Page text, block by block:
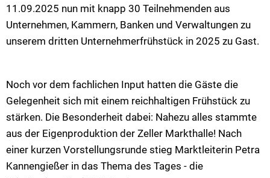
11.09.2025 nun mit knapp 30 Teilnehmenden aus
Unternehmen, Kammern, Banken und Verwaltungen zu
unserem dritten Unternehmerfrühstück in 2025 zu Gast.
Noch vor dem fachlichen Input hatten die Gäste die
Gelegenheit sich mit einem reichhaltigen Frühstück zu
stärken. Die Besonderheit dabei: Nahezu alles stammte
aus der Eigenproduktion der Zeller Markthalle! Nach
einer kurzen Vorstellungsrunde stieg Marktleiterin Petra
Kannengießer in das Thema des Tages - die